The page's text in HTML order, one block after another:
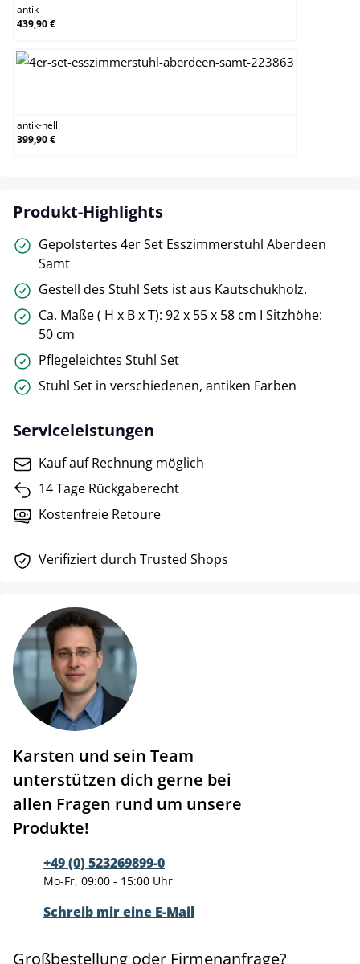
antik
439,90 €
antik-hell
399,90 €
Produkt-Highlights
Gepolstertes 4er Set Esszimmerstuhl Aberdeen
Samt
Gestell des Stuhl Sets ist aus Kautschukholz.
Ca. Maße ( H x B x T): 92 x 55 x 58 cm I Sitzhöhe:
50 cm
Pflegeleichtes Stuhl Set
Stuhl Set in verschiedenen, antiken Farben
Serviceleistungen
Kauf auf Rechnung möglich
14 Tage Rückgaberecht
Kostenfreie Retoure
Verifiziert durch Trusted Shops
Karsten und sein Team
unterstützen dich gerne bei
allen Fragen rund um unsere
Produkte!
+49 (0) 523269899-0
Mo-Fr, 09:00 - 15:00 Uhr
Schreib mir eine E-Mail
Großbestellung oder Firmenanfrage?